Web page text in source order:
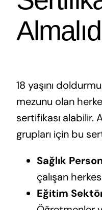
18 yaşını
mezunu olan
sertifikası alabilir.
grupları için bu
Sağlık
çalışan
Eğitim